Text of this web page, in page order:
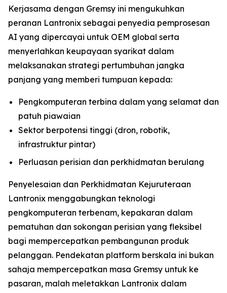
Kerjasama dengan Gremsy ini mengukuhkan
peranan Lantronix sebagai penyedia pemprosesan
AI yang dipercayai untuk OEM global serta
menyerlahkan keupayaan syarikat dalam
melaksanakan strategi pertumbuhan jangka
panjang yang memberi tumpuan kepada:
Pengkomputeran terbina dalam yang selamat dan
patuh piawaian
Sektor berpotensi tinggi (dron, robotik,
infrastruktur pintar)
Perluasan perisian dan perkhidmatan berulang
Penyelesaian dan Perkhidmatan Kejuruteraan
Lantronix menggabungkan teknologi
pengkomputeran terbenam, kepakaran dalam
pematuhan dan sokongan perisian yang fleksibel
bagi mempercepatkan pembangunan produk
pelanggan. Pendekatan platform berskala ini bukan
sahaja mempercepatkan masa Gremsy untuk ke
pasaran, malah meletakkan Lantronix dalam